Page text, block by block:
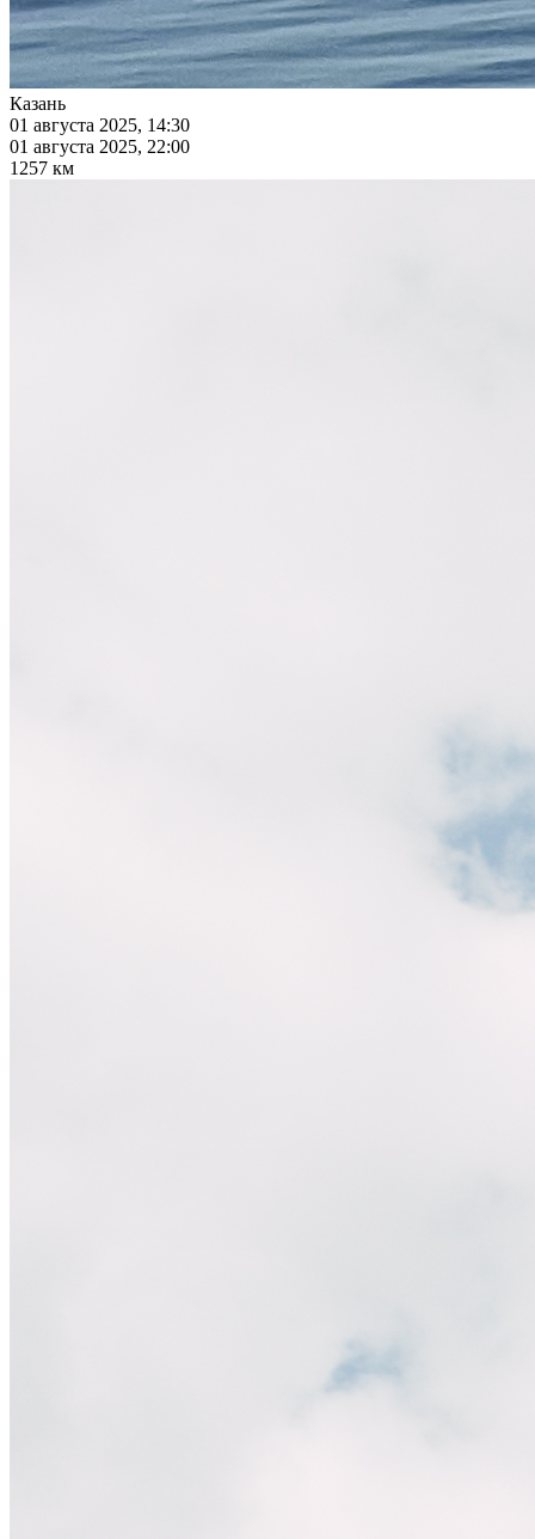
Казань
01 августа 2025, 14:30
01 августа 2025, 22:00
1257 км